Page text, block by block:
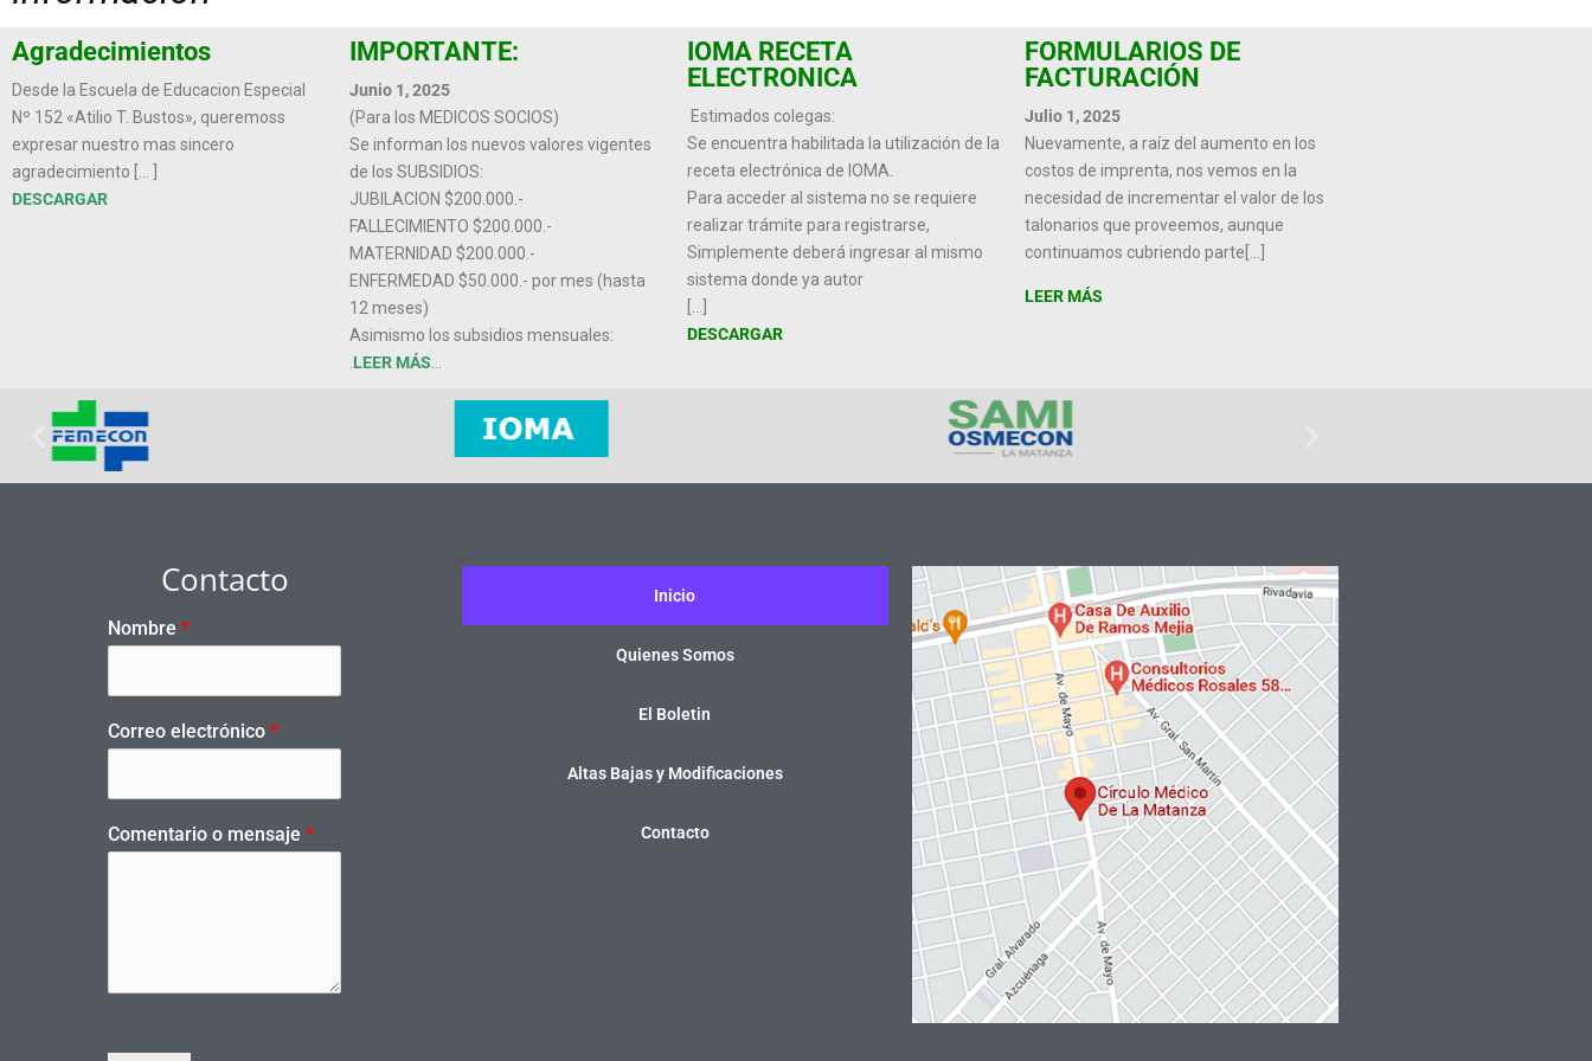
Agradecimientos
Desde la Escuela de Educacion Especial
Nº 152 «Atilio T. Bustos», queremoss
expresar nuestro mas sincero
agradecimiento [… ]
DESCARGAR
IMPORTANTE:
Junio 1, 2025
(Para los MEDICOS SOCIOS)
Se informan los nuevos valores vigentes
de los SUBSIDIOS:
JUBILACION $200.000.-
FALLECIMIENTO $200.000.-
MATERNIDAD $200.000.-
ENFERMEDAD $50.000.- por mes (hasta
12 meses)
Asimismo los subsidios mensuales:
LEER MÁS
IOMA RECETA
ELECTRONICA
Estimados colegas:
Se encuentra habilitada la utilización de la
receta electrónica de IOMA.
Para acceder al sistema no se requiere
realizar trámite para registrarse,
Simplemente deberá ingresar al mismo
sistema donde ya autor
DESCARGAR
FORMULARIOS DE
FACTURACIÓN
Julio 1, 2025
Nuevamente, a raíz del aumento en los
costos de imprenta, nos vemos en la
necesidad de incrementar el valor de los
talonarios que proveemos, aunque
continuamos cubriendo parte
LEER MÁS
Contacto
Nombre*
Correo electrónico*
Comentario o mensaje*
Inicio
Quienes Somos
El Boletin
Altas Bajas y Modificaciones
Contacto